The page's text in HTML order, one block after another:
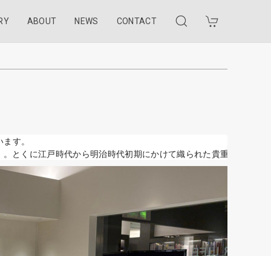
ABOUT NEWS CONTACT
す。